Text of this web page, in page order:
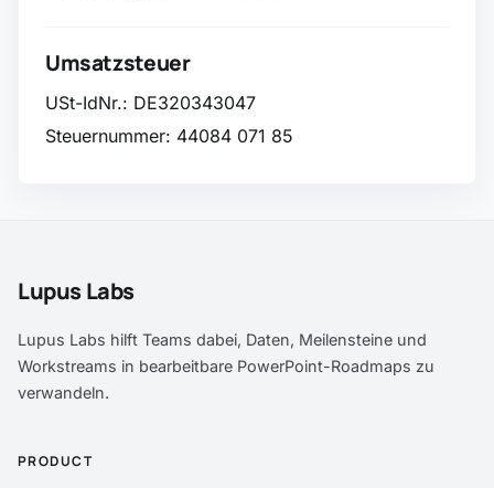
Umsatzsteuer
USt-IdNr.: DE320343047
Steuernummer: 44084 071 85
Lupus Labs
Lupus Labs hilft Teams dabei, Daten, Meilensteine und
Workstreams in bearbeitbare PowerPoint-Roadmaps zu
verwandeln.
PRODUCT